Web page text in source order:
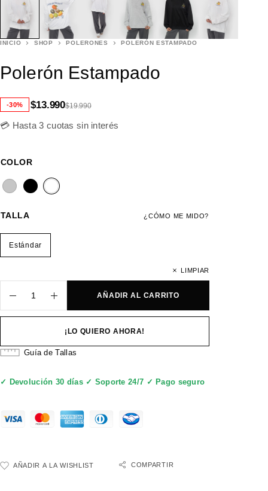
INICIO SHOP POLERONES POLERÓN ESTAMPADO
Polerón Estampado
-30% $19.990
$13.990
💳 Hasta 3 cuotas sin interés
COLOR
¿CÓMO ME MIDO?
TALLA
Estándar
LIMPIAR
AÑADIR AL CARRITO
¡LO QUIERO AHORA!
Guía de Tallas
✓ Devolución 30 días ✓ Soporte 24/7 ✓ Pago seguro
AÑADIR A LA WISHLIST COMPARTIR